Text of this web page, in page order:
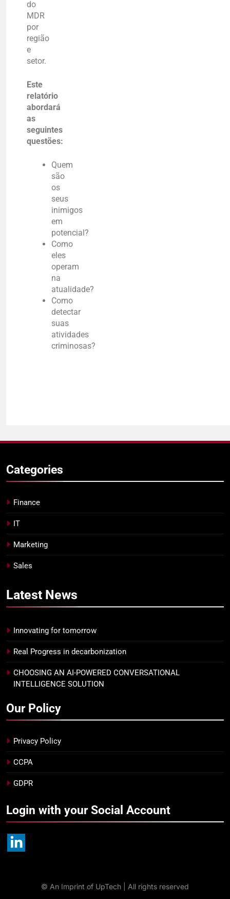
do
MDR
por
região
e
setor.
Este
relatório
abordará
as
seguintes
questões:
Quem
são
os
seus
inimigos
em
potencial?
Como
eles
operam
na
atualidade?
Como
detectar
suas
atividades
criminosas?
Categories
Finance
IT
Marketing
Sales
Latest News
Innovating for tomorrow
Real Progress in decarbonization
CHOOSING AN AI-POWERED CONVERSATIONAL
INTELLIGENCE SOLUTION
Our Policy
Privacy Policy
CCPA
GDPR
Login with your Social Account